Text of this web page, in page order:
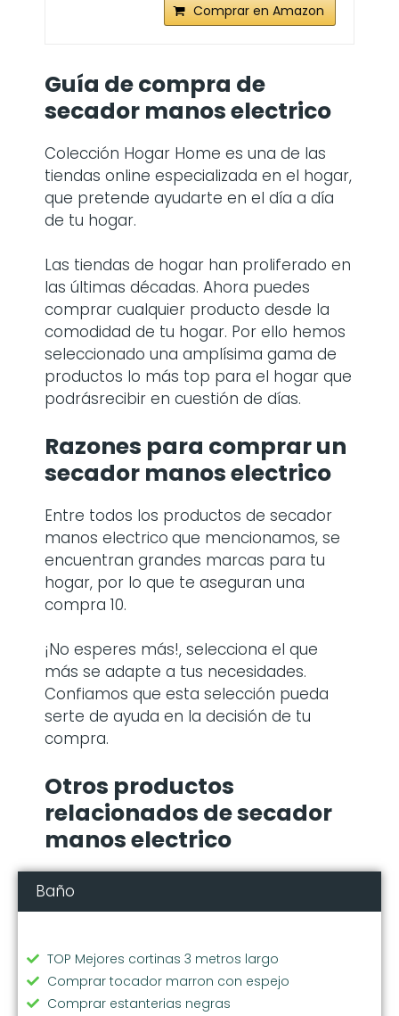
Comprar en Amazon
Guía de compra de
secador manos electrico
Colección Hogar Home es una de las
tiendas online especializada en el hogar,
que pretende ayudarte en el día a día
de tu hogar.
Las tiendas de hogar han proliferado en
las últimas décadas. Ahora puedes
comprar cualquier producto desde la
comodidad de tu hogar. Por ello hemos
seleccionado una amplísima gama de
productos lo más top para el hogar que
podrásrecibir en cuestión de días.
Razones para comprarun
secador manos electrico
Entre todos los productos de secador
manos electrico que mencionamos, se
encuentran grandes marcas para tu
hogar, por lo que te aseguran una
compra 10.
¡No esperes más!, selecciona el que
más se adapte a tus necesidades.
Confiamos que esta selección pueda
serte de ayuda en la decisión de tu
compra.
Otros productos
relacionados de secador
manos electrico
Baño
TOP Mejores cortinas 3 metros largo
Comprar tocador marron con espejo
Comprar estanterias negras